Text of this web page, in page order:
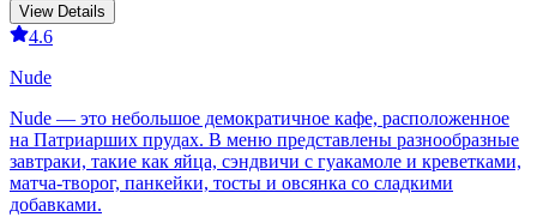
View Details
4.6
Nude
Nude — это небольшое демократичное кафе, расположенное
на Патриарших прудах. В меню представлены разнообразные
завтраки, такие как яйца, сэндвичи с гуакамоле и креветками,
матча-творог, панкейки, тосты и овсянка со сладкими
добавками.